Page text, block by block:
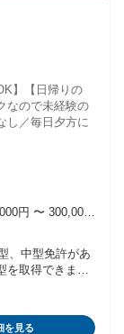
】【日帰りの
なので未経験の
し／毎日夕方に
円 〜 300,000
、中型免許があ
を取得できま
接方法や入社日
を見る